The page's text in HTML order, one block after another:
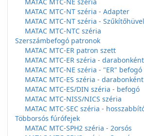
MATAC MTC-NT széria - Adapter
MATAC MTC-NT széria -
MATAC MTC-NTC széria
Szerszámbefogó patronok
MATAC MTC-ER patron szett
MATAC MTC-ER széria - darabonként
MATAC MTC-NE széria - "ER" befogó
MATAC MTC-ES széria - darabonként
MATAC MTC-ES/DIN széria - befogó
MATAC MTC-NISS/NICS széria
MATAC MTC-SEC széria -
Többorsós fúrófejek
MATAC MTC-SPH2 széria - 2orsós